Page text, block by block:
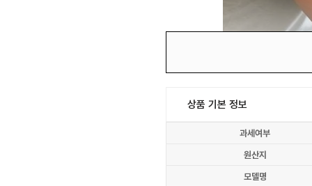
상품 기본 정보
과세여부
원산지
모델명